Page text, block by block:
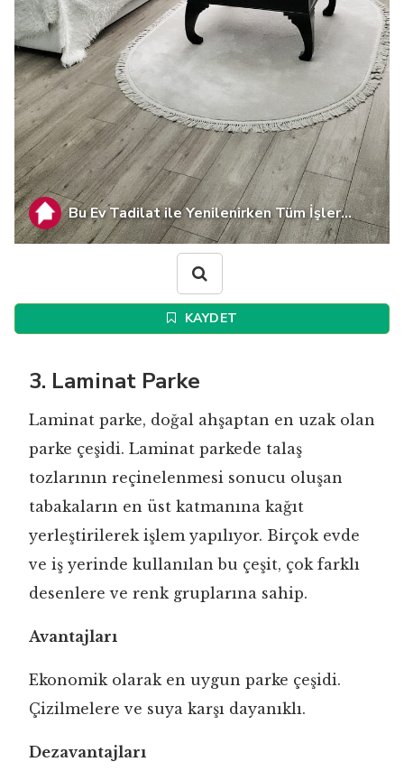
Bu Ev Tadilat ile Yenilenirken Tüm İşler...
KAYDET
3. Laminat Parke
Laminat parke, doğal ahşaptan en uzak olan
parke çeşidi. Laminat parkede talaş
tozlarının reçinelenmesi sonucu oluşan
tabakaların en üst katmanına kağıt
yerleştirilerek işlem yapılıyor. Birçok evde
ve iş yerinde kullanılan bu çeşit, çok farklı
desenlere ve renk gruplarına sahip.
Avantajları
Ekonomik olarak en uygun parke çeşidi.
Çizilmelere ve suya karşı dayanıklı.
Dezavantajları